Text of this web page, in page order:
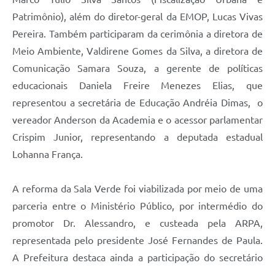
Patrimônio), além do diretor-geral da EMOP, Lucas Vivas
Pereira. Também participaram da cerimônia a diretora de
Meio Ambiente, Valdirene Gomes da Silva, a diretora de
Comunicação Samara Souza, a gerente de políticas
educacionais Daniela Freire Menezes Elias, que
representou a secretária de Educação Andréia Dimas, o
vereador Anderson da Academia e o acessor parlamentar
Crispim Junior, representando a deputada estadual
Lohanna França.
A reforma da Sala Verde foi viabilizada por meio de uma
parceria entre o Ministério Público, por intermédio do
promotor Dr. Alessandro, e custeada pela ARPA,
representada pelo presidente José Fernandes de Paula.
A Prefeitura destaca ainda a participação do secretário